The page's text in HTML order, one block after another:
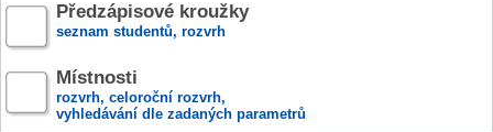
Předzápisové kroužky
seznam studentů, rozvrh
Místnosti
rozvrh, celoroční rozvrh,
vyhledávání dle zadaných parametrů